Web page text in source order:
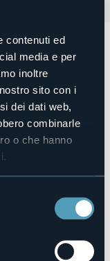
contenuti ed
media e per
inoltre
sito con i
dei dati web,
combinarle
o che hanno
dell'Anima - Trio
Chiesa
teatro Alveare).
il teatro